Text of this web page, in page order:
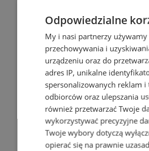
Odpowiedzialne
My i nasi partnerzy
przechowywania i
urządzeniu oraz do
adres IP, unikalne
spersonalizowanych reklam
odbiorców oraz ulepszania
również przetwarzać Twoje
wykorzystywać precyzyjne
Twoje wybory dotyczą
opierać się na prawnie